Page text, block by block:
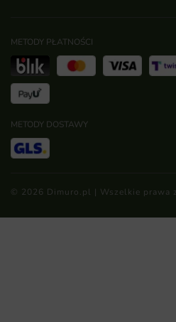
METODY PŁATNOŚCI
METODY DOSTAWY
© 2026 Dimuro.pl | Wszelkie prawa